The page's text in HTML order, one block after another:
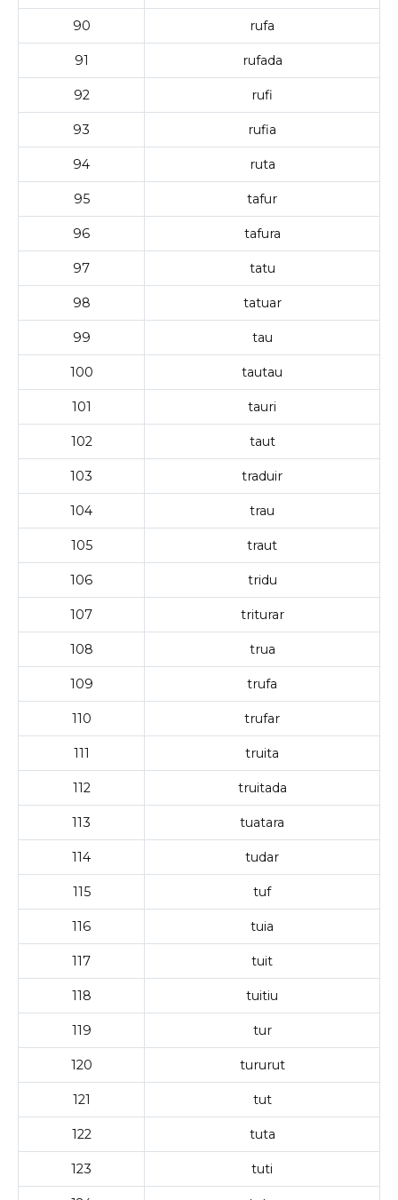
90 rufa
91 rufada
92 rufi
93 rufia
94 ruta
95 tafur
96 tafura
97 tatu
98 tatuar
99 tau
100 tautau
101 tauri
102 taut
103 traduir
104 trau
105 traut
106 tridu
107 triturar
108 trua
109 trufa
110 trufar
111 truita
112 truitada
113 tuatara
114 tudar
115 tuf
116 tuia
117 tuit
118 tuitiu
119 tur
120 tururut
121 tut
122 tuta
123 tuti